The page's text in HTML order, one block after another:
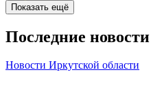
Показать ещё
Последние новости
Новости Иркутской области